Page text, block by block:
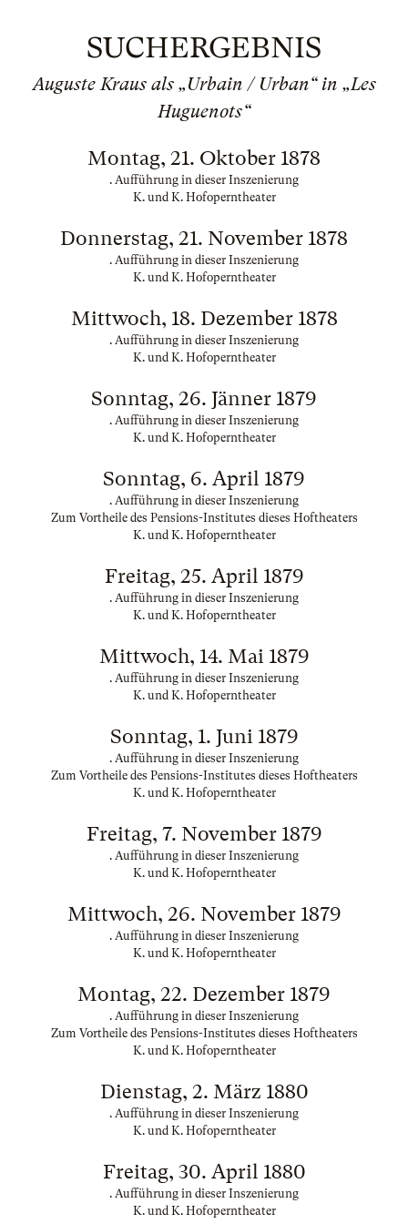
SUCHERGEBNIS
Auguste Kraus als „Urbain / Urban“ in „Les
Huguenots“
Montag, 21. Oktober 1878
. Aufführung in dieser Inszenierung
K. und K. Hofoperntheater
Donnerstag, 21. November 1878
. Aufführung in dieser Inszenierung
K. und K. Hofoperntheater
Mittwoch, 18. Dezember 1878
. Aufführung in dieser Inszenierung
K. und K. Hofoperntheater
Sonntag, 26. Jänner 1879
. Aufführung in dieser Inszenierung
K. und K. Hofoperntheater
Sonntag, 6. April 1879
. Aufführung in dieser Inszenierung
Zum Vortheile des Pensions-Institutes dieses Hoftheaters
K. und K. Hofoperntheater
Freitag, 25. April 1879
. Aufführung in dieser Inszenierung
K. und K. Hofoperntheater
Mittwoch, 14. Mai 1879
. Aufführung in dieser Inszenierung
K. und K. Hofoperntheater
Sonntag, 1. Juni 1879
. Aufführung in dieser Inszenierung
Zum Vortheile des Pensions-Institutes dieses Hoftheaters
K. und K. Hofoperntheater
Freitag, 7. November 1879
. Aufführung in dieser Inszenierung
K. und K. Hofoperntheater
Mittwoch, 26. November 1879
. Aufführung in dieser Inszenierung
K. und K. Hofoperntheater
Montag, 22. Dezember 1879
. Aufführung in dieser Inszenierung
Zum Vortheile des Pensions-Institutes dieses Hoftheaters
K. und K. Hofoperntheater
Dienstag, 2. März 1880
. Aufführung in dieser Inszenierung
K. und K. Hofoperntheater
Freitag, 30. April 1880
. Aufführung in dieser Inszenierung
K. und K. Hofoperntheater